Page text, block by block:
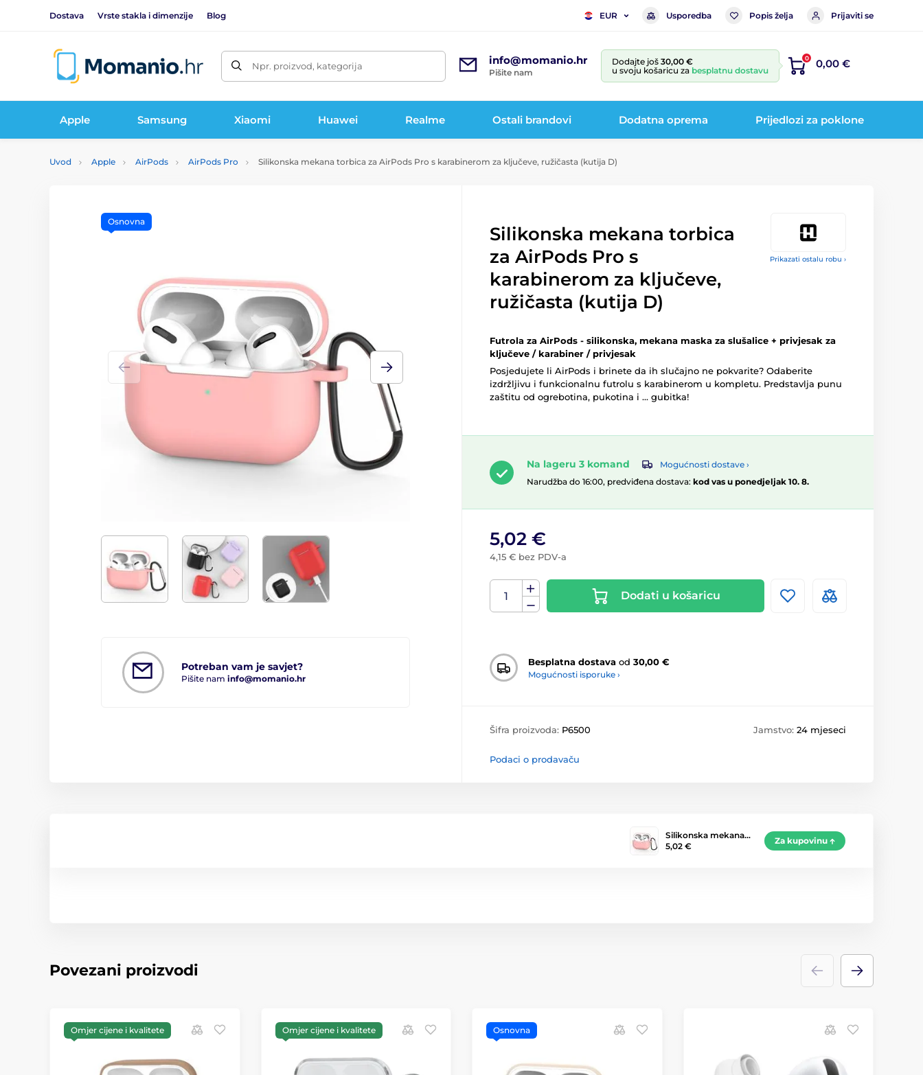
Dostava Vrste stakla i dimenzije Blog EUR Usporedba Popis želja Prijaviti se
Npr. proizvod, kategorija info@momanio.hr
Pišite nam
Dodajte još 30,00 €
u svoju košaricu za besplatnu dostavu
0 0,00 €
Apple Samsung Xiaomi Huawei Realme Ostali brandovi Dodatna oprema Prijedlozi za poklone
Uvod Apple AirPods AirPods Pro Silikonska mekana torbica za AirPods Pro s karabinerom za ključeve, ružičasta (kutija D)
Prikazati ostalu robu ›
Potreban vam je savjet?
Pišite nam info@momanio.hr
Osnovna
Silikonska mekana torbica
za AirPods Pro s
karabinerom za ključeve,
ružičasta (kutija D)
Futrola za AirPods - silikonska, mekana maska za slušalice + privjesak za
ključeve / karabiner / privjesak
Posjedujete li AirPods i brinete da ih slučajno ne pokvarite? Odaberite
izdržljivu i funkcionalnu futrolu s karabinerom u kompletu. Predstavlja punu
zaštitu od ogrebotina, pukotina i ... gubitka!
Na lageru 3 komand
Mogućnosti dostave ›
Narudžba do 16:00, predviđena dostava: kod vas u ponedjeljak 10. 8.
5,02 €
4,15 € bez PDV-a
Dodati u košaricu
Besplatna dostava od 30,00 €
Mogućnosti isporuke ›
Šifra proizvoda: P6500 Jamstvo: 24 mjeseci
Podaci o prodavaču
Silikonska mekana…
5,02 €
Za kupovinu
Povezani proizvodi
Omjer cijene i kvalitete Omjer cijene i kvalitete Osnovna